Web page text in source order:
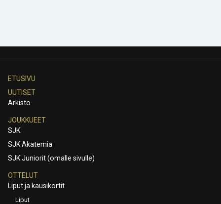
ETUSIVU
UUTISET
Arkisto
JOUKKUEET
SJK
SJK Akatemia
SJK Juniorit (omalle sivulle)
OTTELUT
Liput ja kausikortit
Liput